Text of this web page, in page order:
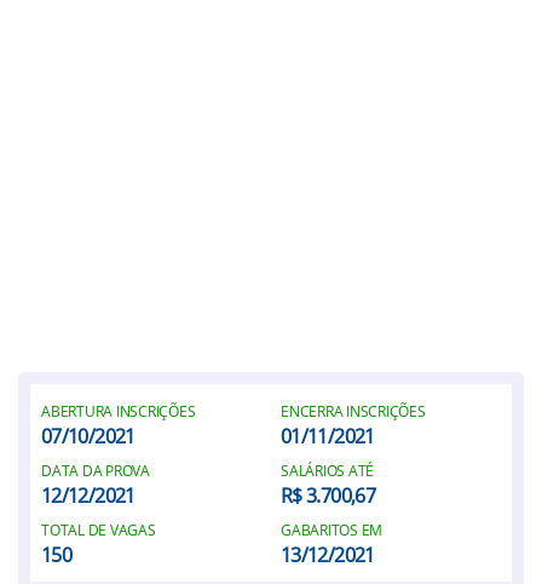
ABERTURA INSCRIÇÕES
07/10/2021
ENCERRA INSCRIÇÕES
01/11/2021
DATA DA PROVA
12/12/2021
SALÁRIOS ATÉ
R$ 3.700,67
TOTAL DE VAGAS
150
GABARITOS EM
13/12/2021